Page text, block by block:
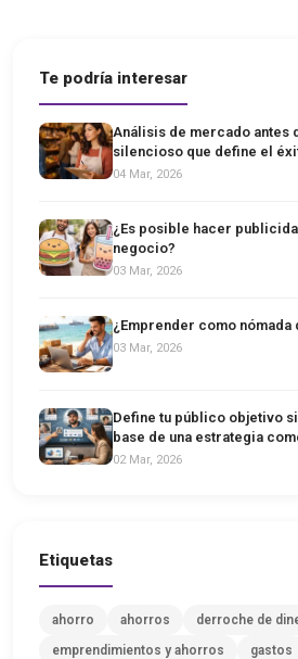
Te podría interesar
Análisis de mercado antes
silencioso que define el
04 Mar, 2026
¿Es posible hacer
negocio?
03 Mar, 2026
¿Emprender como nómada
03 Mar, 2026
Define tu público objetivo
base de una estrategia
02 Mar, 2026
Etiquetas
ahorro ahorros derroche de
emprendimientos y ahorros
gastos